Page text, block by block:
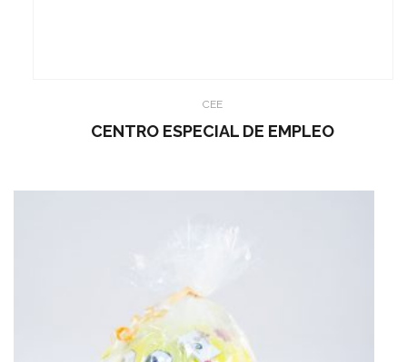
CEE
CENTRO ESPECIAL DE EMPLEO